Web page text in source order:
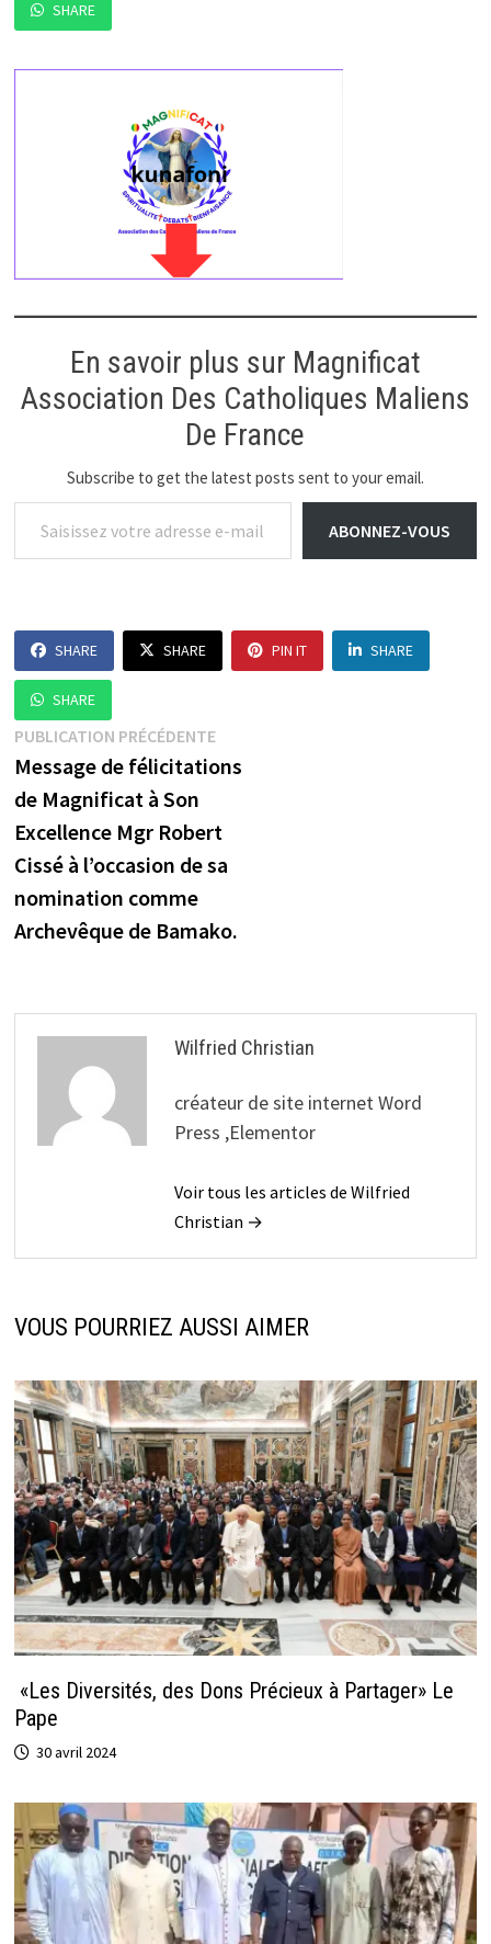
SHARE
En savoir plus sur Magnificat
Association Des Catholiques Maliens
De France
Subscribe to get the latest posts sent to your email.
Saisissez votre adresse e-mail…
ABONNEZ-VOUS
SHARE SHARE PIN IT SHARE
SHARE
Navigation
de
l’article
PUBLICATION PRÉCÉDENTEPublication
précédente :
Message de félicitations
de Magnificat à Son
Excellence Mgr Robert
Cissé à l’occasion de sa
nomination comme
Archevêque de Bamako.
Wilfried Christian
créateur de site internet Word
Press ,Elementor
Voir tous les articles de Wilfried
Christian →
VOUS POURRIEZ AUSSI AIMER
«Les Diversités, des Dons Précieux à Partager» Le
Pape
30 avril 2024